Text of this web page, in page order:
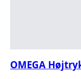
OMEGA